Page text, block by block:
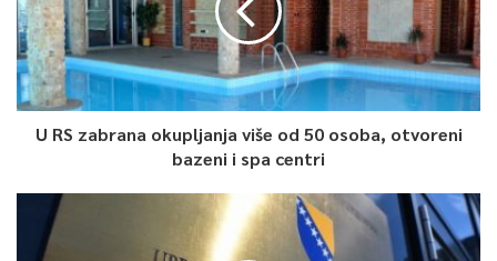
U RS zabrana okupljanja više od 50 osoba, otvoreni
bazeni i spa centri